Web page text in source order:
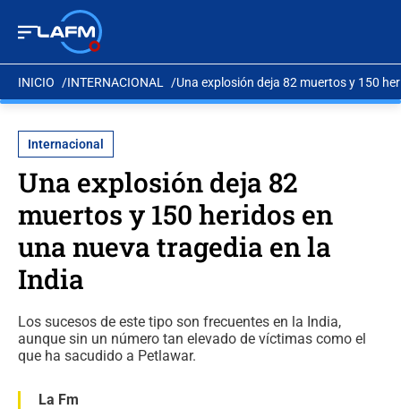
INICIO INTERNACIONAL Una explosión deja 82 muertos y 150
Internacional
Una explosión deja 82
muertos y 150 heridos en
una nueva tragedia en la
India
Los sucesos de este tipo son frecuentes en la India,
aunque sin un número tan elevado de víctimas como el
que ha sacudido a Petlawar.
La Fm